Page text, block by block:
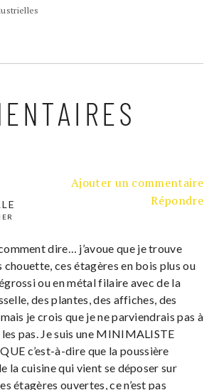
Ajouter un commentaire
Répondre
dire… j’avoue que je trouve
chouette, ces étagères en bois plus ou
ou en métal filaire avec de la
des plantes, des affiches, des
je crois que je ne parviendrais pas à
pas. Je suis une MINIMALISTE
c’est-à-dire que la poussière
la cuisine qui vient se déposer sur
étagères ouvertes, ce n’est pas